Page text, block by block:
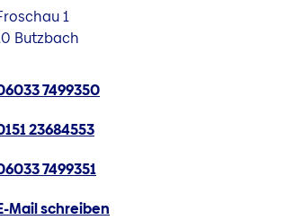
1
Butzbach
7499350
23684553
7499351
Mail schreiben